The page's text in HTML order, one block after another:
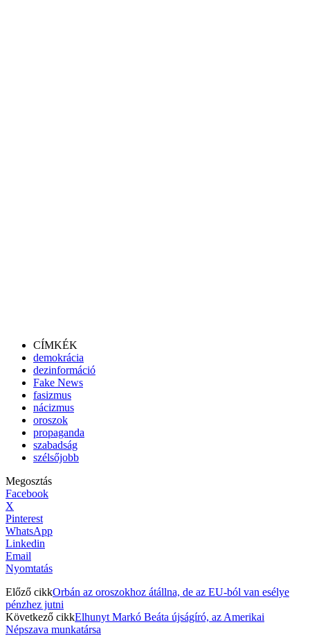
CÍMKÉK
demokrácia
dezinformáció
Fake News
fasizmus
nácizmus
oroszok
propaganda
szabadság
szélsőjobb
Megosztás
Facebook
X
Pinterest
WhatsApp
Linkedin
Email
Nyomtatás
Előző cikkOrbán az oroszokhoz átállna, de az EU-ból van esélye
pénzhez jutni
Következő cikkElhunyt Markó Beáta újságíró, az Amerikai
Népszava munkatársa